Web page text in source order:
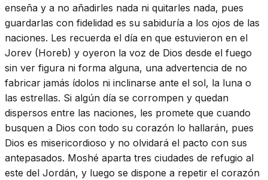
enseña y a no añadirles nada ni quitarles nada, pues
guardarlas con fidelidad es su sabiduría a los ojos de las
naciones. Les recuerda el día en que estuvieron en el
Jorev (Horeb) y oyeron la voz de Dios desde el fuego
sin ver figura ni forma alguna, una advertencia de no
fabricar jamás ídolos ni inclinarse ante el sol, la luna o
las estrellas. Si algún día se corrompen y quedan
dispersos entre las naciones, les promete que cuando
busquen a Dios con todo su corazón lo hallarán, pues
Dios es misericordioso y no olvidará el pacto con sus
antepasados. Moshé aparta tres ciudades de refugio al
este del Jordán, y luego se dispone a repetir el corazón